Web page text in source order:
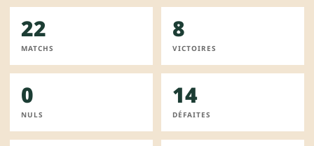
22
MATCHS
8
VICTOIRES
0
NULS
14
DÉFAITES